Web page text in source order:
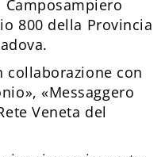
800 della Provincia
collaborazione con
«Messaggero
Veneta del